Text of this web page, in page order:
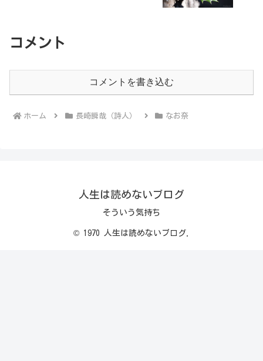
コメント
コメントを書き込む
ホーム 長崎瞬哉（詩人） なお奈
人生は読めないブログ
そういう気持ち
© 1970 人生は読めないブログ.